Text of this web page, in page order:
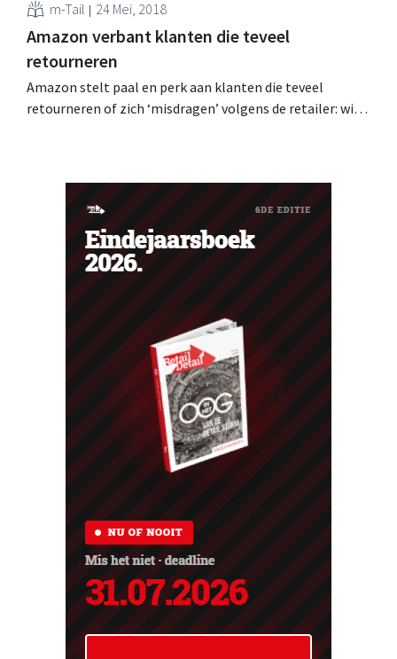
m-Tail 24 Mei, 2018
Amazon verbant klanten die teveel
retourneren
Amazon stelt paal en perk aan klanten die teveel
retourneren of zich ‘misdragen’ volgens de retailer: wie
loopt het...